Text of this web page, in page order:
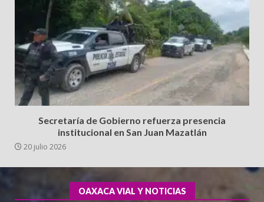
Secretaría de Gobierno refuerza presencia
institucional en San Juan Mazatlán
20 julio 2026
OAXACA VIAL Y NOTICIAS